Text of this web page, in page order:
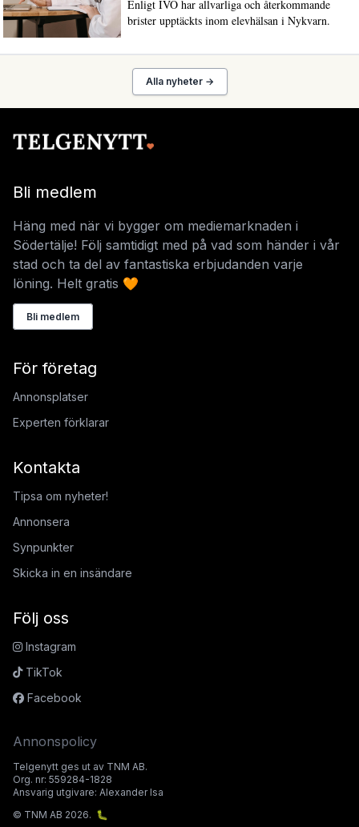
Enligt IVO har allvarliga och återkommande
brister upptäckts inom elevhälsan i Nykvarn.
Alla nyheter →
Bli medlem
Häng med när vi bygger om mediemarknaden i
Södertälje! Följ samtidigt med på vad som händer i vår
stad och ta del av fantastiska erbjudanden varje
löning. Helt gratis 🧡
Bli medlem
För företag
Annonsplatser
Experten förklarar
Kontakta
Tipsa om nyheter!
Annonsera
Synpunkter
Skicka in en insändare
Följ oss
Instagram
TikTok
Facebook
Annonspolicy
Telgenytt ges ut av TNM AB.
Org. nr: 559284-1828
Ansvarig utgivare: Alexander Isa
© TNM AB 2026. 🐛